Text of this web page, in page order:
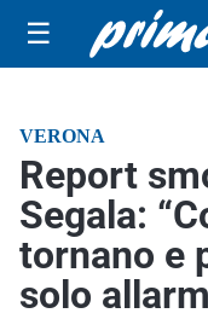
☰
VERONA
Report
Segala:
tornano e
solo